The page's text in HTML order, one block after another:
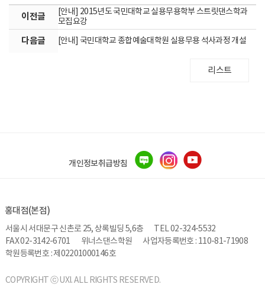
이전글
[안내] 2015년도 국민대학교 실용무용학부 스트릿댄스학과
모집요강
다음글 [안내] 국민대학교 종합예술대학원 실용무용 석사과정 개설
리스트
개인정보취급방침
홍대점(본점)
서울시 서대문구 신촌로 25, 상록빌딩 5,6층
TEL 02-324-5532
FAX 02-3142-6701
위너스댄스학원
사업자등록번호 : 110-81-71908
학원등록번호 : 제02201000146호
COPYRIGHT ⓒ UXI. ALL RIGHTS RESERVED.